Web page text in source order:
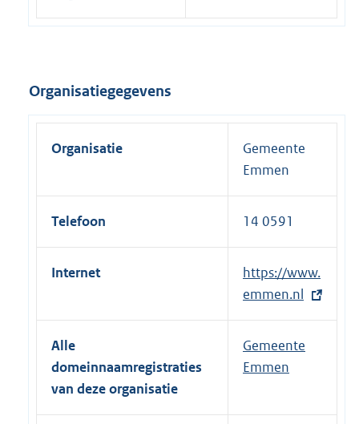
Organisatiegegevens
Organisatie
Gemeente
Emmen
Telefoon 14 0591
Internet
E
x
t
e
r
https://www.
emmen.nl
Alle
domeinnaamregistraties
van deze organisatie
Gemeente
Emmen